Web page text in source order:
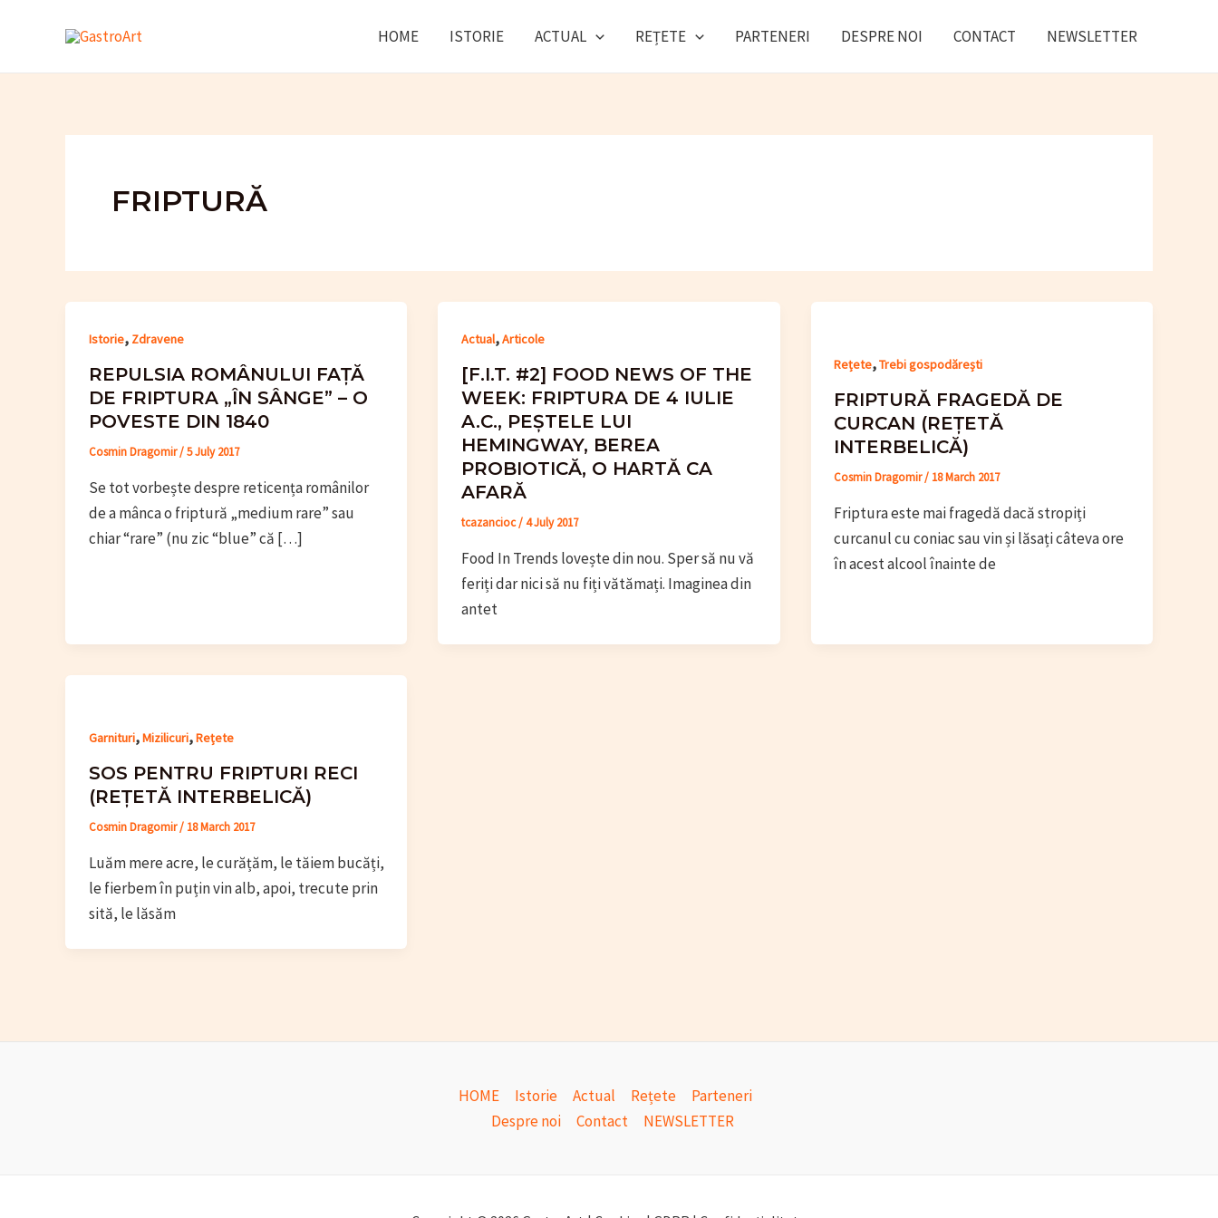
HOME ISTORIE ACTUAL REȚETE PARTENERI DESPRE NOI CONTACT NEWSLETTER
FRIPTURĂ
Istorie, Zdravene
REPULSIA ROMÂNULUI FAȚĂ
DE FRIPTURA „ÎN SÂNGE” – O
POVESTE DIN 1840
Cosmin Dragomir/5 July 2017
Se tot vorbește despre reticența românilor
de a mânca o friptură „medium rare” sau
chiar “rare” (nu zic “blue” că […]
Actual,Articole
[F.I.T. #2] FOOD NEWS OF THE
WEEK: FRIPTURA DE 4 IULIE
A.C., PEȘTELE LUI
HEMINGWAY, BEREA
PROBIOTICĂ, O HARTĂ CA
AFARĂ
tcazancioc/4 July 2017
Food In Trends lovește din nou. Sper să nu vă
feriți dar nici să nu fiți vătămați. Imaginea din
antet
Rețete,Trebi gospodărești
FRIPTURĂ FRAGEDĂ DE
CURCAN (REȚETĂ
INTERBELICĂ)
Cosmin Dragomir/ 18 March 2017
Friptura este mai fragedă dacă stropiți
curcanul cu coniac sau vin și lăsați câteva ore
în acest alcool înainte de
Garnituri,Mizilicuri,Rețete
SOS PENTRU FRIPTURI RECI
(REȚETĂ INTERBELICĂ)
Cosmin Dragomir/ 18 March 2017
Luăm mere acre, le curățăm, le tăiem bucăți,
le fierbem în puțin vin alb, apoi, trecute prin
sită, le lăsăm
HOME Istorie Actual Rețete
Parteneri
Despre noi
Contact NEWSLETTER